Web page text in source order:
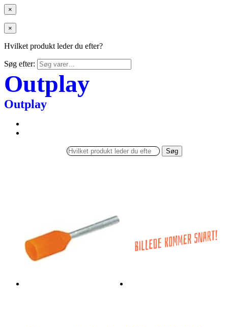
×
×
Hvilket produkt leder du efter?
Søg efter:
Outplay
Outplay
Søg